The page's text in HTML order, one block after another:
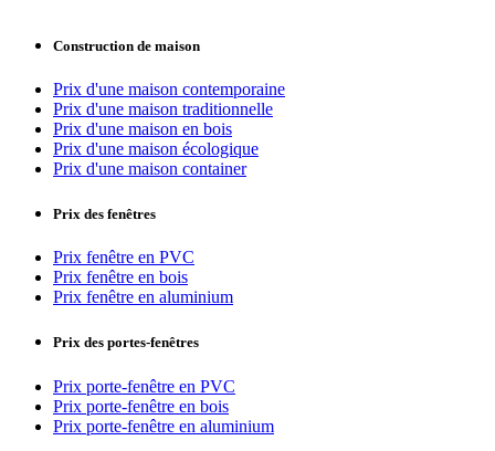
Construction de maison
Prix d'une maison contemporaine
Prix d'une maison traditionnelle
Prix d'une maison en bois
Prix d'une maison écologique
Prix d'une maison container
Prix des fenêtres
Prix fenêtre en PVC
Prix fenêtre en bois
Prix fenêtre en aluminium
Prix des portes-fenêtres
Prix porte-fenêtre en PVC
Prix porte-fenêtre en bois
Prix porte-fenêtre en aluminium